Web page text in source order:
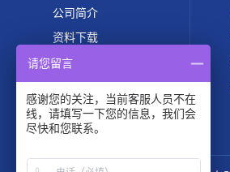
公司简介
资料下载
请您留言
感谢您的关注，当前客服人员不在
线，请填写一下您的信息，我们会
尽快和您联系。